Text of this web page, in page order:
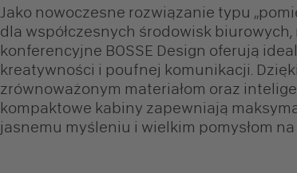
Jako nowoczesne rozwiązanie typu
dla współczesnych środowisk
konferencyjne BOSSE Design oferują
kreatywności i poufnej komunikacji.
zrównoważonym materiałom oraz
kompaktowe kabiny zapewniają
jasnemu myśleniu i wielkim pomysłom